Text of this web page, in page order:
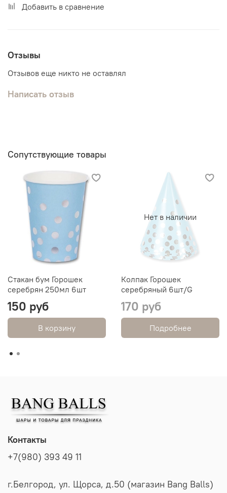
Добавить в сравнение
Отзывы
Отзывов еще никто не оставлял
Написать отзыв
Сопутствующие товары
Стакан бум Горошек
серебрян 250мл 6шт
150 руб
В корзину
Нет в наличии
Колпак Горошек
серебряный 6шт/G
170 руб
Подробнее
Контакты
+7(980) 393 49 11
г.Белгород, ул. Щорса, д.50 (магазин Bang Balls)